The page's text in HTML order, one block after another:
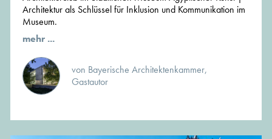
Architektur als Schlüssel für Inklusion und Kommunikation im
Museum.
mehr ...
von Bayerische Architektenkammer,
Gastautor